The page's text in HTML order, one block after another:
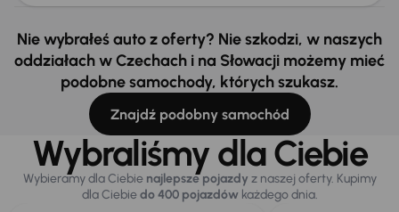
Nie wybrałeś auto z oferty? Nie szkodzi, w naszych
oddziałach w Czechach i na Słowacji możemy mieć
podobne samochody, których szukasz.
Znajdź podobny samochód
Wybraliśmy dla Ciebie
Wybieramy dla Ciebie najlepsze pojazdy z naszej oferty. Kupimy
dla Ciebiedo 400 pojazdówkażdego dnia.